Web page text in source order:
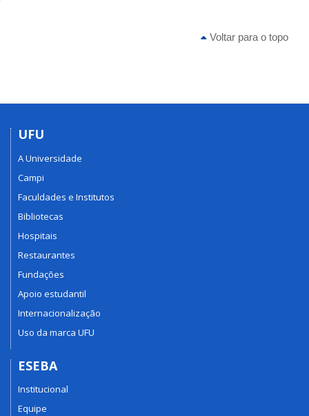
Voltar para o topo
UFU
A Universidade
Campi
Faculdades e Institutos
Bibliotecas
Hospitais
Restaurantes
Fundações
Apoio estudantil
Internacionalização
Uso da marca UFU
ESEBA
Institucional
Equipe